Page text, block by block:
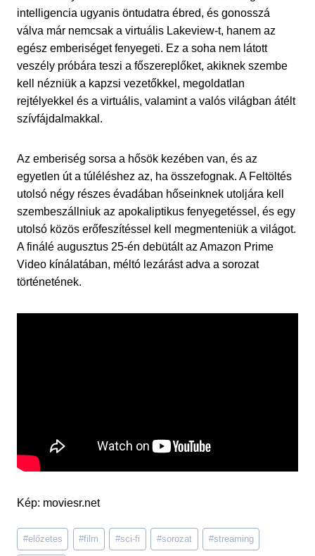
intelligencia ugyanis öntudatra ébred, és gonosszá
válva már nemcsak a virtuális Lakeview-t, hanem az
egész emberiséget fenyegeti. Ez a soha nem látott
veszély próbára teszi a főszereplőket, akiknek szembe
kell nézniük a kapzsi vezetőkkel, megoldatlan
rejtélyekkel és a virtuális, valamint a valós világban átélt
szívfájdalmakkal.
Az emberiség sorsa a hősök kezében van, és az
egyetlen út a túléléshez az, ha összefognak. A Feltöltés
utolsó négy részes évadában hőseinknek utoljára kell
szembeszállniuk az apokaliptikus fenyegetéssel, és egy
utolsó közös erőfeszítéssel kell megmenteniük a világot.
A finálé augusztus 25-én debütált az Amazon Prime
Video kínálatában, méltó lezárást adva a sorozat
történetének.
Kép: moviesr.net
Post
Tags:
#előzetes #film #sci-fi #sorozat #streaming